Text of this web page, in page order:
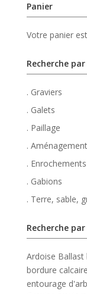
Panier
Votre panier
Recherche
. Graviers
. Galets
. Paillage
.
. Enrochements
. Gabions
. Terre, sable,
Recherche
Ardoise Ballast
bordure calcaire
entourage